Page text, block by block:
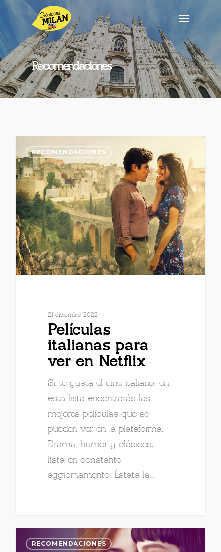
Recomendaciones
RECOMENDACIONES
21 diciembre 2022
Películas
italianas para
ver en Netflix
Si te gusta el cine italiano, en
esta lista encontrarás las
mejores películas que se
pueden ver en la plataforma.
Drama, humor y clásicos:
lista en constante
aggiornamento. Èstata la…
RECOMENDACIONES